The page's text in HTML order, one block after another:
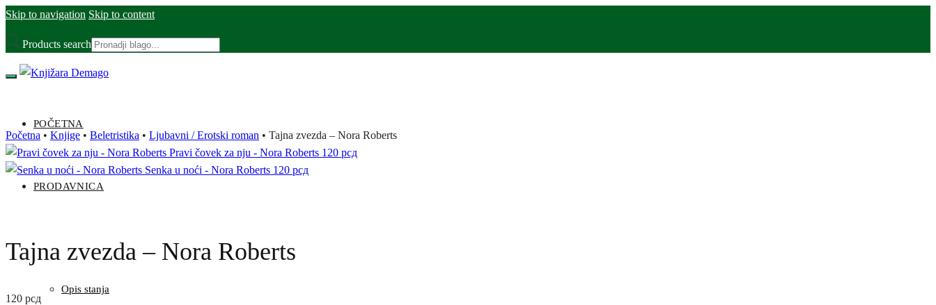
Skip to navigation Skip to content
Products search
POČETNA
PRODAVNICA
Opis stanja
Početna • Knjige • Beletristika • Ljubavni / Erotski roman • Tajna zvezda – Nora Roberts
Pravi čovek za nju - Nora Roberts 120 рсд
Senka u noći - Nora Roberts 120 рсд
Tajna zvezda – Nora Roberts
120 рсд